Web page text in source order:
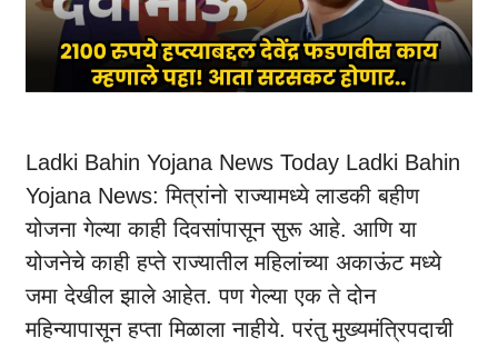
Ladki Bahin Yojana News Today Ladki Bahin
Yojana News: मित्रांनो राज्यामध्ये लाडकी बहीण
योजना गेल्या काही दिवसांपासून सुरू आहे. आणि या
योजनेचे काही हप्ते राज्यातील महिलांच्या अकाऊंट मध्ये
जमा देखील झाले आहेत. पण गेल्या एक ते दोन
महिन्यापासून हप्ता मिळाला नाहीये. परंतु मुख्यमंत्रिपदाची